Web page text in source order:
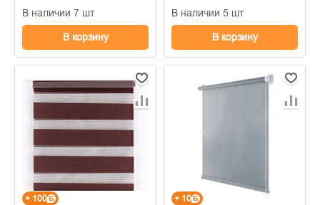
В наличии 7 шт
В корзину
В наличии 5 шт
В корзину
+ 100 + 10